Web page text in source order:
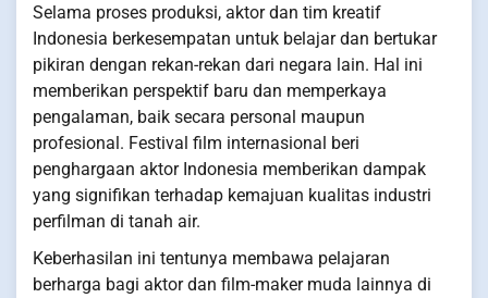
Selama proses produksi, aktor dan tim kreatif
Indonesia berkesempatan untuk belajar dan bertukar
pikiran dengan rekan-rekan dari negara lain. Hal ini
memberikan perspektif baru dan memperkaya
pengalaman, baik secara personal maupun
profesional. Festival film internasional beri
penghargaan aktor Indonesia memberikan dampak
yang signifikan terhadap kemajuan kualitas industri
perfilman di tanah air.
Keberhasilan ini tentunya membawa pelajaran
berharga bagi aktor dan film-maker muda lainnya di